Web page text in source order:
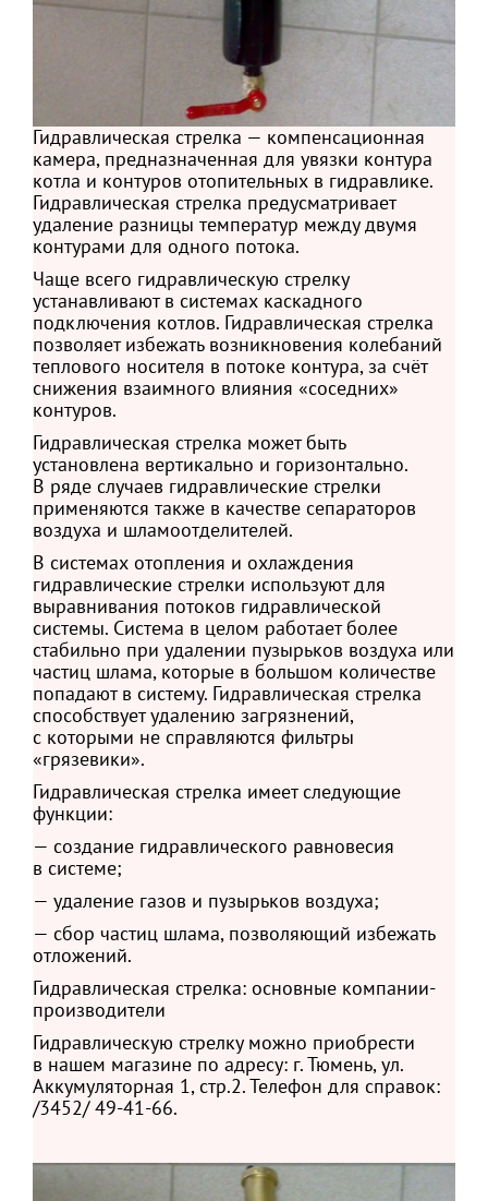
Гидравлическая стрелка — компенсационная
камера, предназначенная для увязки контура
котла и контуров отопительных в гидравлике.
Гидравлическая стрелка предусматривает
удаление разницы температур между двумя
контурами для одного потока.
Чаще всего гидравлическую стрелку
устанавливают в системах каскадного
подключения котлов. Гидравлическая стрелка
позволяет избежать возникновения колебаний
теплового носителя в потоке контура, за счёт
снижения взаимного влияния «соседних»
контуров.
Гидравлическая стрелка может быть
установлена вертикально и горизонтально.
В ряде случаев гидравлические стрелки
применяются также в качестве сепараторов
воздуха и шламоотделителей.
В системах отопления и охлаждения
гидравлические стрелки используют для
выравнивания потоков гидравлической
системы. Система в целом работает более
стабильно при удалении пузырьков воздуха или
частиц шлама, которые в большом количестве
попадают в систему. Гидравлическая стрелка
способствует удалению загрязнений,
с которыми не справляются фильтры
«грязевики».
Гидравлическая стрелка имеет следующие
функции:
— создание гидравлического равновесия
в системе;
— удаление газов и пузырьков воздуха;
— сбор частиц шлама, позволяющий избежать
отложений.
Гидравлическая стрелка: основные компании-
производители
Гидравлическую стрелку можно приобрести
в нашем магазине по адресу: г. Тюмень, ул.
Аккумуляторная 1, стр.2. Телефон для справок:
/3452/ 49-41-66.